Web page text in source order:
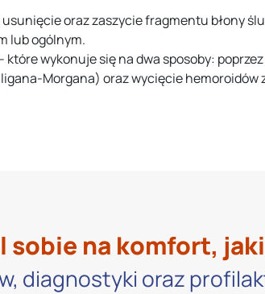
oraz zaszycie fragmentu błony
lub ogólnym.
które wykonuje się na dwa sposoby:
Morgana) oraz wycięcie hemoroidów
sobie na komfort,
diagnostyki oraz